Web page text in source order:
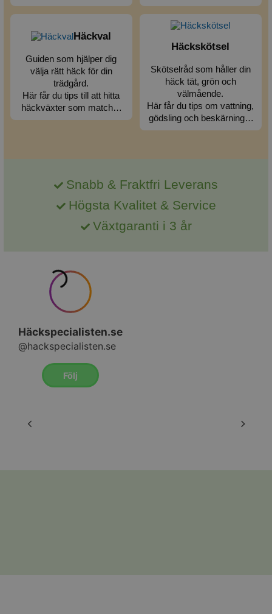
marktäckare – noggrant
förhållanden.
bevattning – allt för en tät,
frisk och hållbar häck.
Häckval
Guiden som hjälper dig
välja rätt häck för din
trädgård.
Här får du tips till att hitta
häckväxter som matchar
din trädgård. Så får du rätt
Häckskötsel
Skötselråd som håller din
häck tät, grön och
välmående.
Här får du tips om vattning,
gödsling och beskärning –
allt du behöver för en
Snabb & Fraktfri Leverans
Högsta Kvalitet & Service
Växtgaranti i 3 år